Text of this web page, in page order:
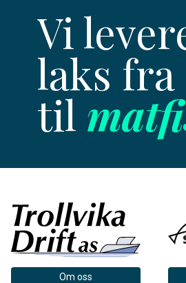
Vi
laks
til
Om oss